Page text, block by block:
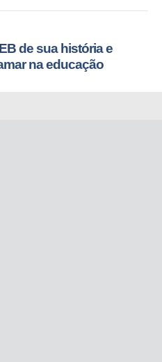
de sua história e
na educação